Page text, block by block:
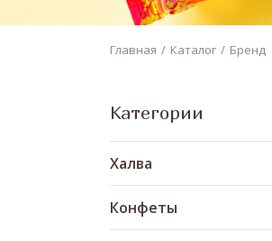
Главная Каталог Бренд
Категории
Халва
Конфеты